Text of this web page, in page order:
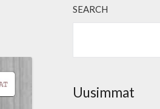
SEARCH
Uusimmat